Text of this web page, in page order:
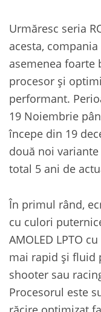
Urmăresc seria
acesta,
asemenea foarte
procesor și
performant.
19 Noiembrie
începe din 19
două noi
total 5 ani de
În primul rând,
cu culori
AMOLED LPTO
mai rapid și fluid
shooter sau
Procesorul este